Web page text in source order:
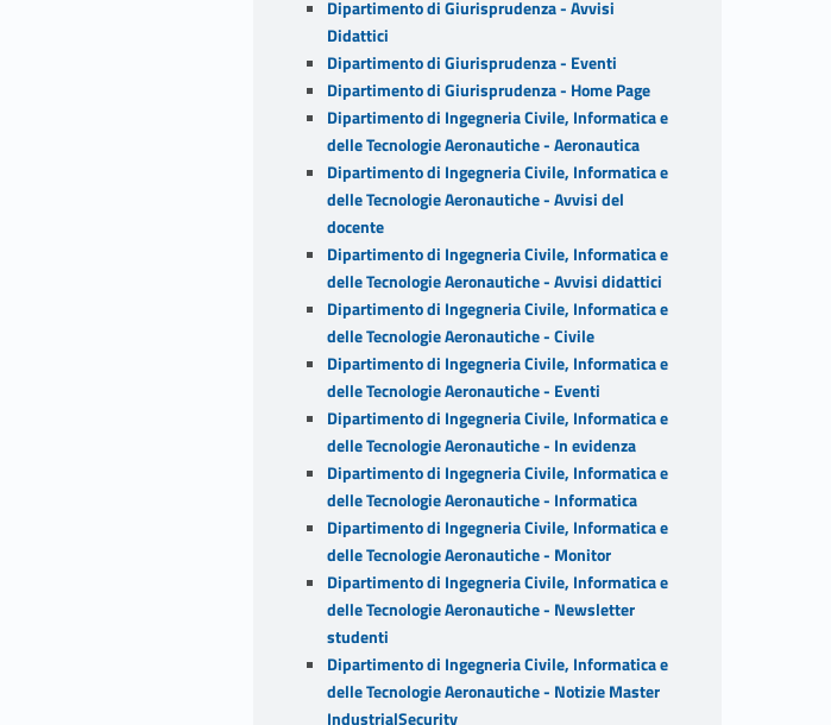
Dipartimento di Giurisprudenza - Avvisi
Didattici
Dipartimento di Giurisprudenza - Eventi
Dipartimento di Giurisprudenza - Home Page
Dipartimento di Ingegneria Civile, Informatica e
delle Tecnologie Aeronautiche - Aeronautica
Dipartimento di Ingegneria Civile, Informatica e
delle Tecnologie Aeronautiche - Avvisi del
docente
Dipartimento di Ingegneria Civile, Informatica e
delle Tecnologie Aeronautiche - Avvisi didattici
Dipartimento di Ingegneria Civile, Informatica e
delle Tecnologie Aeronautiche - Civile
Dipartimento di Ingegneria Civile, Informatica e
delle Tecnologie Aeronautiche - Eventi
Dipartimento di Ingegneria Civile, Informatica e
delle Tecnologie Aeronautiche - In evidenza
Dipartimento di Ingegneria Civile, Informatica e
delle Tecnologie Aeronautiche - Informatica
Dipartimento di Ingegneria Civile, Informatica e
delle Tecnologie Aeronautiche - Monitor
Dipartimento di Ingegneria Civile, Informatica e
delle Tecnologie Aeronautiche - Newsletter
studenti
Dipartimento di Ingegneria Civile, Informatica e
delle Tecnologie Aeronautiche - Notizie Master
IndustrialSecurity